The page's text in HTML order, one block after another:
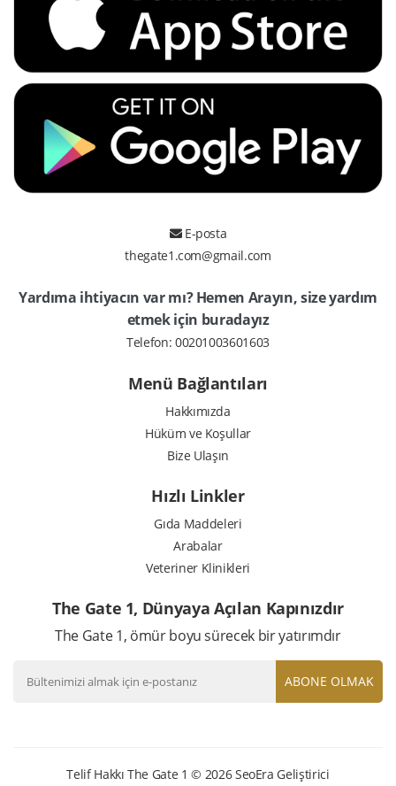
E-posta
thegate1.com@gmail.com
Yardıma ihtiyacın var mı? Hemen Arayın, size yardım
etmek için buradayız
Telefon: 00201003601603
Menü Bağlantıları
Hakkımızda
Hüküm ve Koşullar
Bize Ulaşın
Hızlı Linkler
Gıda Maddeleri
Arabalar
Veteriner Klinikleri
The Gate 1, Dünyaya Açılan Kapınızdır
The Gate 1, ömür boyu sürecek bir yatırımdır
ABONE OLMAK
Telif Hakkı The Gate 1 © 2026SeoEra Geliştirici